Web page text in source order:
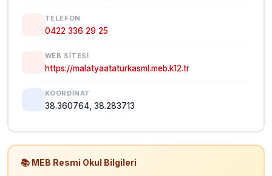
TELEFON
0422 336 29 25
WEB SITESI
https://malatyaataturkasml.meb.k12.tr
KOORDINAT
38.360764, 38.283713
📚 MEB Resmi Okul Bilgileri